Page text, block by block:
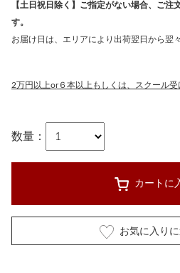
【土日祝日除く】ご指定がない場合、ご注
す。
お届け日は、エリアにより出荷翌日から翌
2万円以上or６本以上もしくは、スクール受
数量：
カートに
お気に入り